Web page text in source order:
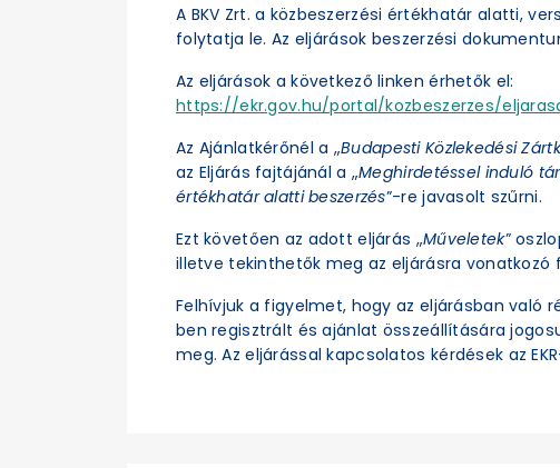
A BKV Zrt. a közbeszerzési értékhatár alatti,
folytatja le. Az eljárások beszerzési
Az eljárások a következő linken érhetők el:
https://ekr.gov.hu/portal/kozbeszerzes/
Az Ajánlatkérőnél a „Budapesti Közlekedési
az Eljárás fajtájánál a „Meghirdetéssel induló
értékhatár alatti beszerzés”-re javasolt szűrni.
Ezt követően az adott eljárás „Műveletek”
illetve tekinthetők meg az eljárásra vonatkozó
Felhívjuk a figyelmet, hogy az eljárásban való
ben regisztrált és ajánlat összeállítására
meg. Az eljárással kapcsolatos kérdések az